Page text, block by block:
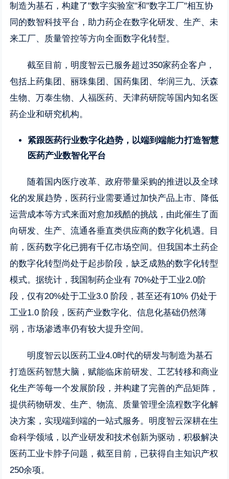
制造为基石，构建了"数字实验室"和"数字工厂"相互协
同的数智科技平台，助力药企在数字化研发、生产、未
来工厂、质量管控等方向全面数字化转型。
截至目前，明度智云已服务超过350家药企客户，
包括上药集团、丽珠集团、国药集团、华润三九、沃森
生物、万泰生物、人福医药、天津药研院等国内知名医
药企业和研究机构。
紧跟医药行业数字化趋势，以端到端能力打造智慧
医药产业数智化平台
随着国内医疗改革、政府带量采购的推进以及全球
化的发展趋势，医药行业需要通过加快产品上市、降低
运营成本等方式来面对愈加残酷的挑战，由此催生了面
向研发、生产、流通各垂直类供应商的数字化机遇。目
前，医药数字化已拥有千亿市场空间。但我国本土药企
的数字化转型尚处于起步阶段，缺乏成熟的数字化转型
模式。据统计，我国制药企业有 70%处于工业2.0阶
段，仅有20%处于工业3.0 阶段，甚至还有10% 仍处于
工业1.0 阶段，医药产业数字化、信息化基础仍然薄
弱，市场渗透率仍有较大提升空间。
明度智云以医药工业4.0时代的研发与制造为基石
打造医药智慧大脑，赋能临床前研发、工艺转移和商业
化生产等每一个发展阶段，并构建了完善的产品矩阵，
提供药物研发、生产、物流、质量管理全流程数字化解
决方案，实现端到端的一站式服务。明度智云深耕在生
命科学领域，以产业研发和技术创新为驱动，积极解决
医药工业卡脖子问题，截至目前，已获得自主知识产权
250余项。